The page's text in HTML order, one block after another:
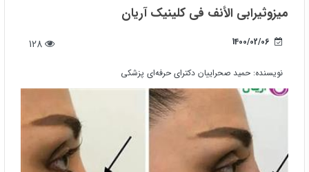
میزوثیرابي الأنف في کلینیک آریان
1400/02/06
نویسنده: حمید صحراییان دکترای حرفه‌ای پزشکی